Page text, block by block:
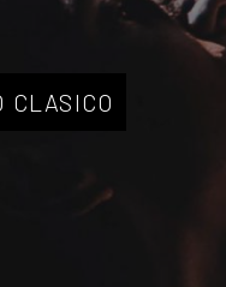
CLASICO